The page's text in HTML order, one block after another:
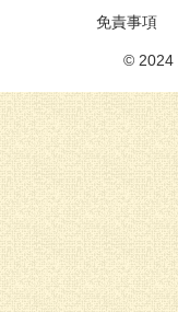
免責事項
© 2024